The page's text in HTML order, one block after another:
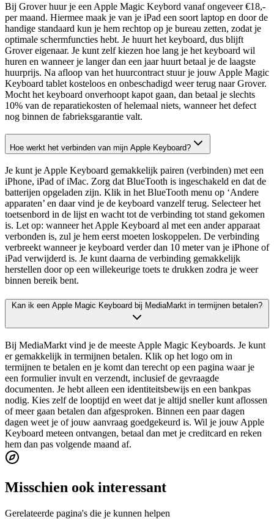
Bij Grover huur je een Apple Magic Keybord vanaf ongeveer €18,-
per maand. Hiermee maak je van je iPad een soort laptop en door de
handige standaard kun je hem rechtop op je bureau zetten, zodat je
optimale schermfuncties hebt. Je huurt het keyboard, dus blijft
Grover eigenaar. Je kunt zelf kiezen hoe lang je het keyboard wil
huren en wanneer je langer dan een jaar huurt betaal je de laagste
huurprijs. Na afloop van het huurcontract stuur je jouw Apple Magic
Keyboard tablet kosteloos en onbeschadigd weer terug naar Grover.
Mocht het keyboard onverhoopt kapot gaan, dan betaal je slechts
10% van de reparatiekosten of helemaal niets, wanneer het defect
nog binnen de fabrieksgarantie valt.
Hoe werkt het verbinden van mijn Apple Keyboard?
Je kunt je Apple Keyboard gemakkelijk pairen (verbinden) met een
iPhone, iPad of iMac. Zorg dat BlueTooth is ingeschakeld en dat de
batterijen opgeladen zijn. Klik in het BlueTooth menu op ‘Andere
apparaten’ en daar vind je de keyboard vanzelf terug. Selecteer het
toetsenbord in de lijst en wacht tot de verbinding tot stand gekomen
is. Let op: wanneer het Apple Keyboard al met een ander apparaat
verbonden is, zul je hem eerst moeten loskoppelen. De verbinding
verbreekt wanneer je keyboard verder dan 10 meter van je iPhone of
iPad verwijderd is. Je kunt daarna de verbinding gemakkelijk
herstellen door op een willekeurige toets te drukken zodra je weer
binnen bereik bent.
Kan ik een Apple Magic Keyboard bij MediaMarkt in termijnen betalen?
Bij MediaMarkt vind je de meeste Apple Magic Keyboards. Je kunt
er gemakkelijk in termijnen betalen. Klik op het logo om in
termijnen te betalen en je komt dan terecht op een pagina waar je
een formulier invult en verzendt, inclusief de gevraagde
documenten. Je hebt alleen een identiteitsbewijs en een bankpas
nodig. Kies zelf de looptijd en weet dat je altijd sneller kunt aflossen
of meer gaan betalen dan afgesproken. Binnen een paar dagen
dagen weet je of jouw aanvraag goedgekeurd is. Wil je jouw Apple
Keyboard meteen ontvangen, betaal dan met je creditcard en reken
hem dan pas volgende maand af.
Misschien ook interessant
Gerelateerde pagina's die je kunnen helpen